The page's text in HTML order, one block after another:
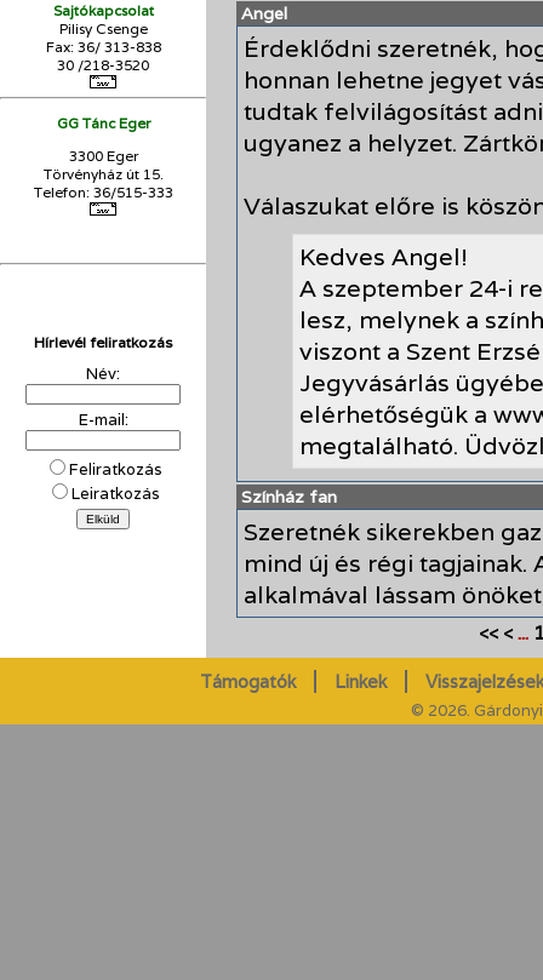
Sajtókapcsolat
Pilisy Csenge
Fax: 36/ 313-838
30 /218-3520
GG Tánc Eger
3300 Eger
Törvényház út 15.
Telefon: 36/515-333
Hírlevél feliratkozás
Név:
E-mail:
Feliratkozás
Leiratkozás
Angel
Érdeklődni szeretnék,
honnan lehetne jegyet
tudtak felvilágosítást
ugyanez a helyzet.
Válaszukat előre is
Kedves Angel!
A szeptember 24-i
lesz, melynek a
viszont a Szent
Jegyvásárlás
elérhetőségük a
megtalálható.
Színház fan
Szeretnék sikerekben
mind új és régi tagjainak.
alkalmával lássam
<< < ...
Támogatók Linkek
© 2026.